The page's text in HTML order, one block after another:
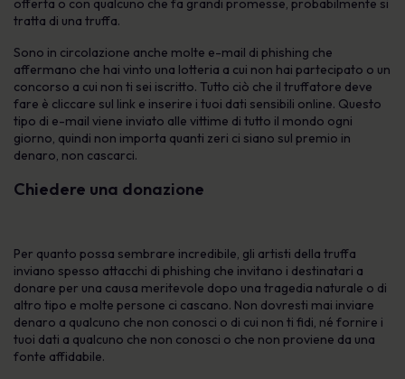
offerta o con qualcuno che fa grandi promesse, probabilmente si
tratta di una truffa.
Sono in circolazione anche molte e-mail di phishing che
affermano che hai vinto una lotteria a cui non hai partecipato o un
concorso a cui non ti sei iscritto. Tutto ciò che il truffatore deve
fare è cliccare sul link e inserire i tuoi dati sensibili online. Questo
tipo di e-mail viene inviato alle vittime di tutto il mondo ogni
giorno, quindi non importa quanti zeri ci siano sul premio in
denaro, non cascarci.
Chiedere una donazione
Per quanto possa sembrare incredibile, gli artisti della truffa
inviano spesso attacchi di phishing che invitano i destinatari a
donare per una causa meritevole dopo una tragedia naturale o di
altro tipo e molte persone ci cascano. Non dovresti mai inviare
denaro a qualcuno che non conosci o di cui non ti fidi, né fornire i
tuoi dati a qualcuno che non conosci o che non proviene da una
fonte affidabile.